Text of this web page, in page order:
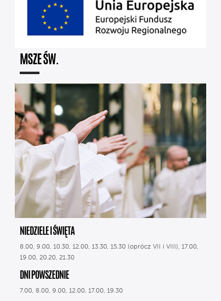
MSZE ŚW.
NIEDZIELE I ŚWIĘTA
8.00, 9.00, 10.30, 12.00, 13.30, 15.30 (oprócz VII i VIII), 17.00,
19.00, 20.20, 21.30
DNI POWSZEDNIE
7.00, 8.00, 9.00, 12.00, 17.00, 19.30